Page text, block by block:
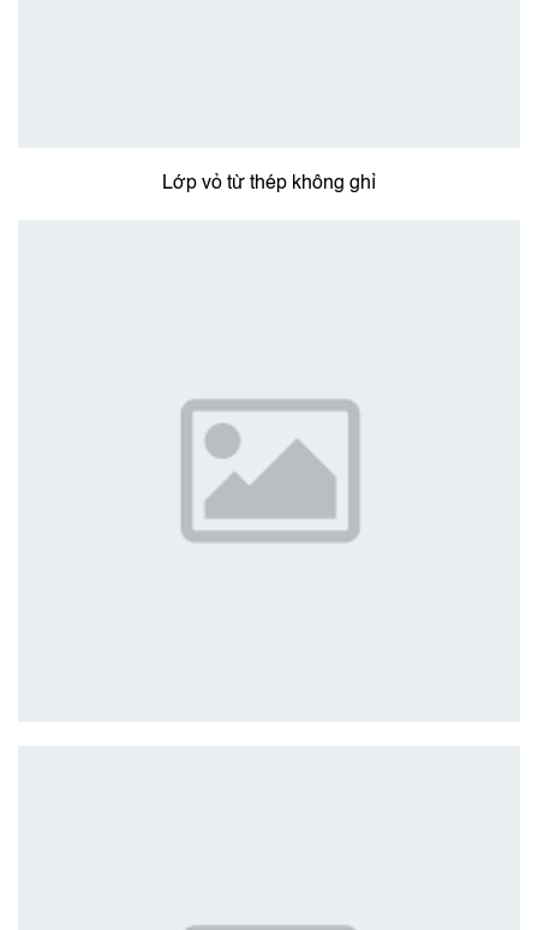
Lớp vỏ từ thép không ghỉ